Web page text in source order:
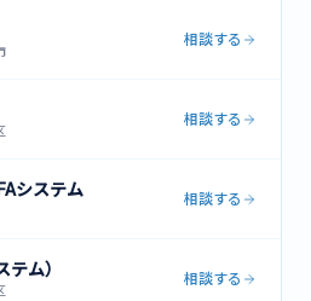
相談する
相談する
システム 相談する
ム） 相談する